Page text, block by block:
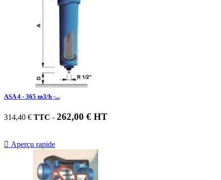
ASA 4 - 365 m3/h -...
314,40 € TTC - 262,00 € HT
 Aperçu rapide